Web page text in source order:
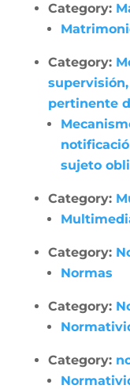
Category:
Category:
pertinente
sujeto
Category:
Category:
Normas
Category:
Category: